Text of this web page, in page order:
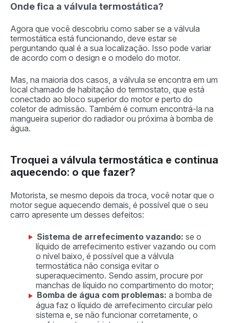
Onde fica a válvula termostática?
Agora que você descobriu como saber se a válvula
termostática está funcionando, deve estar se
perguntando qual é a sua localização. Isso pode variar
de acordo com o design e o modelo do motor.
Mas, na maioria dos casos, a válvula se encontra em um
local chamado de habitação do termostato, que está
conectado ao bloco superior do motor e perto do
coletor de admissão. Também é comum encontrá-la na
mangueira superior do radiador ou próxima à bomba de
água.
Troquei a válvula termostática e continua
aquecendo: o que fazer?
Motorista, se mesmo depois da troca, você notar que o
motor segue aquecendo demais, é possível que o seu
carro apresente um desses defeitos:
Sistema de arrefecimento vazando: se o
líquido de arrefecimento estiver vazando ou com
o nível baixo, é possível que a válvula
termostática não consiga evitar o
superaquecimento. Sendo assim, procure por
manchas de líquido no compartimento do motor;
Bomba de água com problemas: a bomba de
água faz o líquido de arrefecimento circular pelo
sistema e, se não funcionar corretamente, o